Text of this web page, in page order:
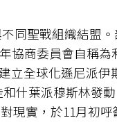
同聖戰組織結盟
協商委員會自稱為
立全球化遜尼派伊
什葉派穆斯林發動
現實，於11月初